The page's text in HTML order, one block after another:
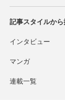
記事スタイルか
インタビュー
マンガ
連載一覧